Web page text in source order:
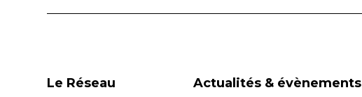
Le Réseau Actualités & évènements